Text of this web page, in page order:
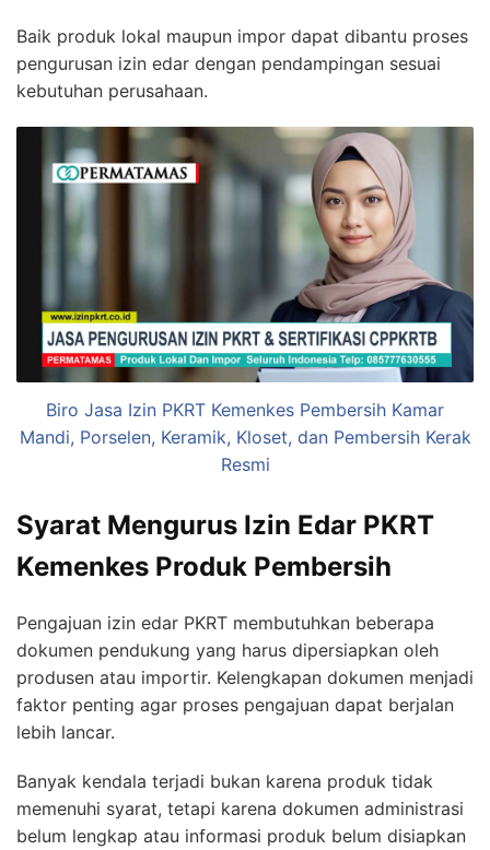
Baik produk lokal maupun impor dapat dibantu proses
pengurusan izin edar dengan pendampingan sesuai
kebutuhan perusahaan.
Biro Jasa Izin PKRT Kemenkes Pembersih Kamar
Mandi, Porselen, Keramik, Kloset, dan Pembersih Kerak
Resmi
Syarat Mengurus Izin Edar PKRT
Kemenkes Produk Pembersih
Pengajuan izin edar PKRT membutuhkan beberapa
dokumen pendukung yang harus dipersiapkan oleh
produsen atau importir. Kelengkapan dokumen menjadi
faktor penting agar proses pengajuan dapat berjalan
lebih lancar.
Banyak kendala terjadi bukan karena produk tidak
memenuhi syarat, tetapi karena dokumen administrasi
belum lengkap atau informasi produk belum disiapkan